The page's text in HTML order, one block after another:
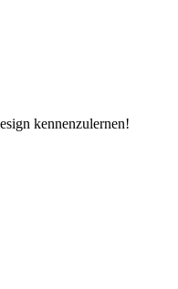
kennenzulernen!